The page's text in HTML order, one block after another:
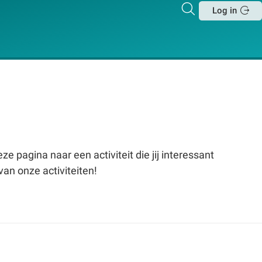
Zoeken
Log in
pagina naar een activiteit die jij interessant
onze activiteiten!